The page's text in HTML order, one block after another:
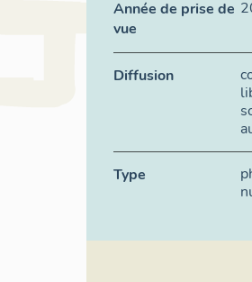
Année de prise de
vue
Diffusion
Type